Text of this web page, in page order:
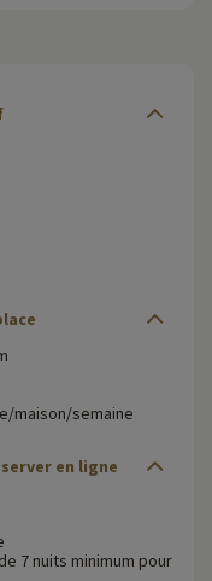
maison/semaine
réserver en ligne
7 nuits minimum pour